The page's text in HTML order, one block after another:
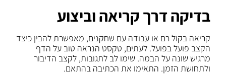
בדיקה דרך קריאה וביצוע
קריאה בקול רם או עבודה עם שחקנים, מאפשרת להבין כיצד
הקצב פועל בפועל. לעתים, טקסט הנראה טוב על הדף
מרגיש שונה על הבמה. שימו לב לתגובות, לקצב הדיבור
ולתחושת הזמן. התאימו את הכתיבה בהתאם.